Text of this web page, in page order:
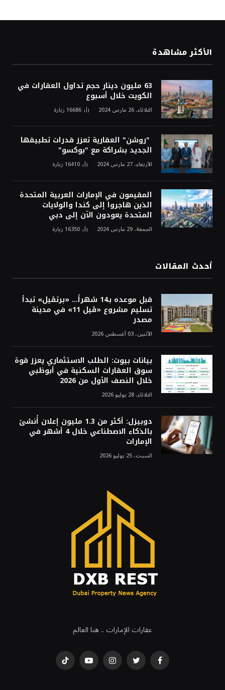
الأكثر مشاهدة
63 مليون دينار حجم تداول العقارات في
الكويت خلال أسبوع
الثلاثاء، 26 مارس 2024 16686 زيارة
"روشن" العقارية تعزز قدرات تطبيقها
الجديد بشراكة مع "بوكسو"
الأربعاء، 27 مارس 2024 16410 زيارة
المقيمون في الإمارات العربية المتحدة
الذين هاجروا إلى كندا والولايات
المتحدة يعودون الآن إلى دبي
الجمعة، 29 مارس 2024 16350 زيارة
أحدث المقالات
قبل موعده بـ14 شهراً... «برتڤيل» تبدأ
تسليم مشروع «ڤيل 11» في مدينة
مصدر
الأثنين، 03 أغسطس 2026
بيانات بيوت: الطلب الاستثماري يعزز قوة
سوق العقارات السكنية في أبوظبي
خلال النصف الأول من 2026
الثلاثاء، 28 يوليو 2026
دوبيزل: أكثر من 1.3 مليون إعلان أُنشئ
بالذكاء الاصطناعي خلال 4 أشهر في
الإمارات
السبت، 25 يوليو 2026
عقارات الإمارات .. هنا العالم
فيسبوكتويتر انستغراميوتيوب تيكتوك